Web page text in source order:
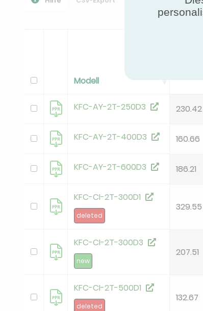
Modell
KFC-AY-2T-250D3 230.42
KFC-AY-2T-400D3 160.66
KFC-AY-2T-600D3 186.21
KFC-CI-2T-300D1
deleted
329.55
KFC-CI-2T-300D3
new
207.51
KFC-CI-2T-500D1
deleted
132.67